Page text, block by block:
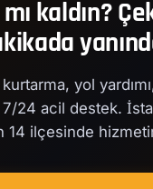
kaldın?
yol
24 acil destek.
14 ilçesinde